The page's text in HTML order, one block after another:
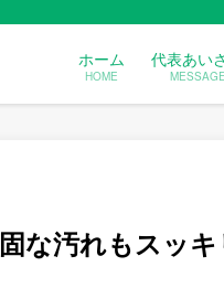
ホーム
HOME
代表あい
MESSAGE
な汚れもスッキ